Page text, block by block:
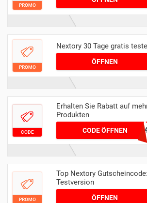
PROMO
PROMO
Nextory 30 Tage gratis
ÖFFNEN
CODE
Erhalten Sie Rabatt auf
Produkten
CODE ÖFFNEN
PROMO
Top Nextory
Testversion
ÖFFNEN